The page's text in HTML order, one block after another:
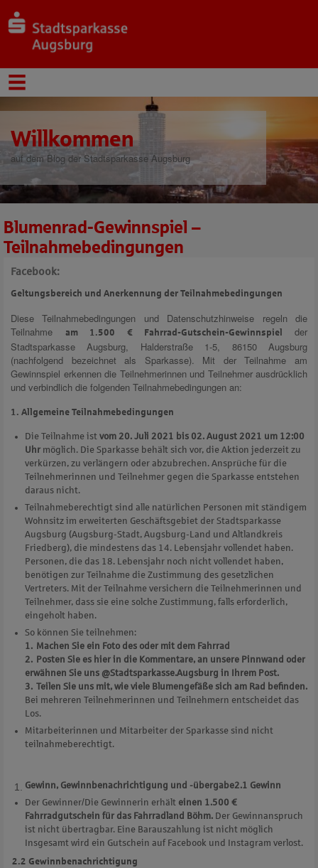
Willkommen
auf dem Blog der Stadtsparkasse Augsburg
Blumenrad-Gewinnspiel –
Teilnahmebedingungen
Facebook:
Geltungsbereich und Anerkennung der Teilnahmebedingungen
Diese Teilnahmebedingungen und Datenschutzhinweise regeln die
Teilnahme
am 1.500 € Fahrrad-Gutschein-Gewinnspielder
Stadtsparkasse Augsburg, Halderstraße 1-5, 86150 Augsburg
(nachfolgend bezeichnet als Sparkasse). Mit der Teilnahme am
Gewinnspiel erkennen die Teilnehmerinnen und Teilnehmer ausdrücklich
und verbindlich die folgenden Teilnahmebedingungen an:
1. Allgemeine Teilnahmebedingungen
Die Teilnahme ist vom 20. Juli 2021 bis 02. August 2021 um 12:00
Uhr möglich. Die Sparkasse behält sich vor, die Aktion jederzeit zu
verkürzen, zu verlängern oder abzubrechen. Ansprüche für die
Teilnehmerinnen und Teilnehmer gegen die Sparkasse entstehen
daraus nicht.
Teilnahmeberechtigt sind alle natürlichen Personen mit ständigem
Wohnsitz im erweiterten Geschäftsgebiet der Stadtsparkasse
Augsburg (Augsburg-Stadt, Augsburg-Land und Altlandkreis
Friedberg), die mindestens das 14. Lebensjahr vollendet haben.
Personen, die das 18. Lebensjahr noch nicht vollendet haben,
benötigen zur Teilnahme die Zustimmung des gesetzlichen
Vertreters. Mit der Teilnahme versichern die Teilnehmerinnen und
Teilnehmer, dass sie eine solche Zustimmung, falls erforderlich,
eingeholt haben.
So können Sie teilnehmen:
1. Machen Sie ein Foto des oder mit dem Fahrrad
2. Posten Sie es hier in die Kommentare, an unsere Pinnwand oder
erwähnen Sie uns @Stadtsparkasse.Augsburg in Ihrem Post.
3. Teilen Sie uns mit, wie viele Blumengefäße sich am Rad befinden.
Bei mehreren Teilnehmerinnen und Teilnehmern entscheidet das
Los.
Mitarbeiterinnen und Mitarbeiter der Sparkasse sind nicht
teilnahmeberechtigt.
Gewinn, Gewinnbenachrichtigung und -übergabe2.1 Gewinn
Der Gewinner/Die Gewinnerin erhält einen 1.500 €
Fahrradgutschein für das Fahrradland Böhm. Der Gewinnanspruch
ist nicht übertragbar. Eine Barauszahlung ist nicht möglich
Insgesamt wird ein Gutschein auf Facebook und Instagram verlost.
2.2 Gewinnbenachrichtigung